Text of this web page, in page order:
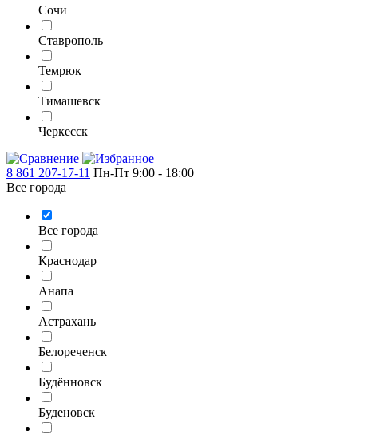
Сочи
Ставрополь
Темрюк
Тимашевск
Черкесск
8 861 207-17-11 Пн-Пт 9:00 - 18:00
Все города
Все города
Краснодар
Анапа
Астрахань
Белореченск
Будённовск
Буденовск